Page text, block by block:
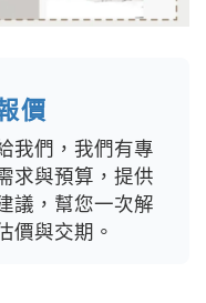
價
我們，我們有專
求與預算，提供
議，幫您一次解
價與交期。